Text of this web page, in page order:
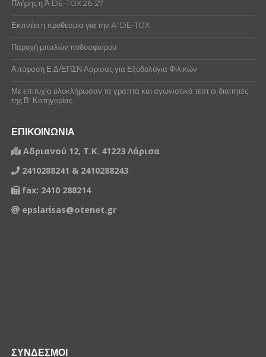
Πλήρης η Ά DE-TOX 26-27
Εκπνέει η προθεσμία για την A’ DE-TOX
Παροχή μπαλών ποδοσφαίρου
Απόφαση Ε.Δ/ΕΠΣΝ Λάρισας για Εξοδολόγια Φιλικών
Με επιτυχία ολοκλήρωσαν τα γραπτά και αγωνιστικά τεστ οι διαιτητές
της Β’ Κατηγορίας
ΕΠΙΚΟΙΝΩΝΙΑ
Αδριανού 12, Τ.Κ. 41223 Λάρισα
2410288241 & 2410288243
fax: 2410 288214
epslarisas@otenet.gr
ΣΥΝΔΕΣΜΟΙ